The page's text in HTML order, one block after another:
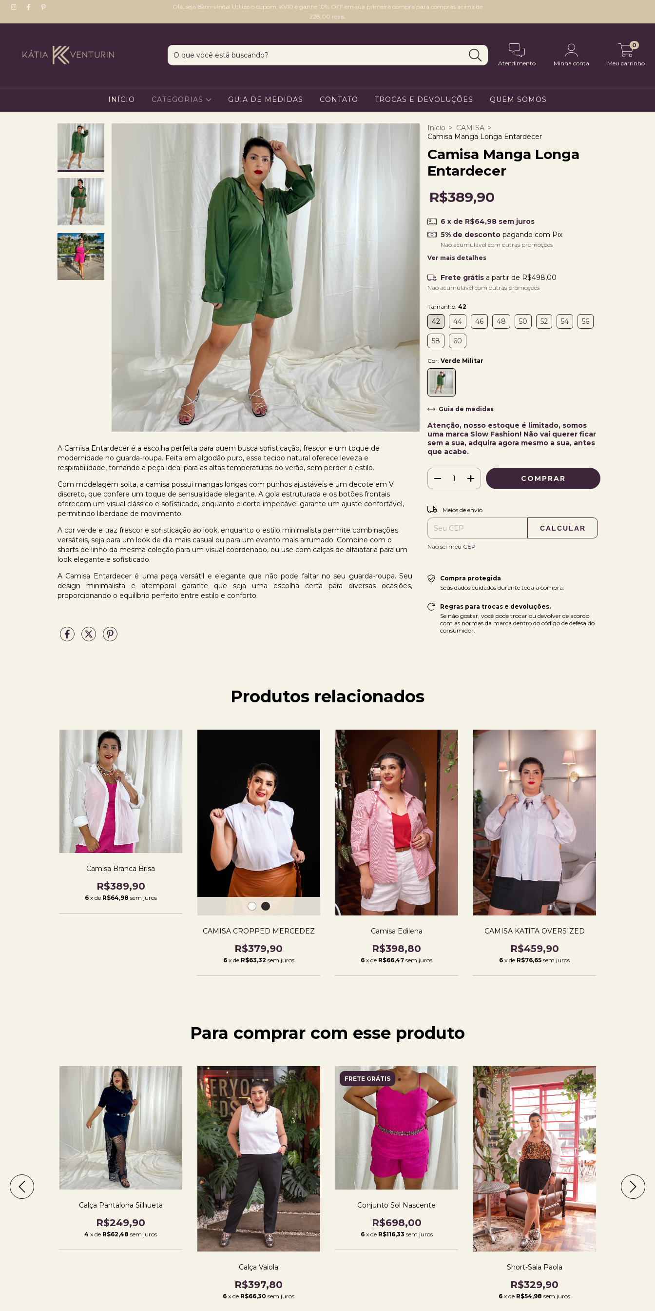
Olá, seja Bem-vinda! Utilize o cupom: KV10 e ganhe 10% OFF em sua primeira compra para compras acima de
228,00 reais.
Atendimento Minha conta Meu carrinho
0
INÍCIO CATEGORIAS GUIA DE MEDIDAS CONTATO TROCAS E DEVOLUÇÕES QUEM SOMOS
A Camisa Entardecer é a escolha perfeita para quem busca sofisticação, frescor e um toque de
modernidade no guarda-roupa. Feita em algodão puro, esse tecido natural oferece leveza e
respirabilidade, tornando a peça ideal para as altas temperaturas do verão, sem perder o estilo.
Com modelagem solta, a camisa possui mangas longas com punhos ajustáveis e um decote em V
discreto, que confere um toque de sensualidade elegante. A gola estruturada e os botões frontais
oferecem um visual clássico e sofisticado, enquanto o corte impecável garante um ajuste confortável,
permitindo liberdade de movimento.
A cor verde e traz frescor e sofisticação ao look, enquanto o estilo minimalista permite combinações
versáteis, seja para um look de dia mais casual ou para um evento mais arrumado. Combine com o
shorts de linho da mesma coleção para um visual coordenado, ou use com calças de alfaiataria para um
look elegante e sofisticado.
A Camisa Entardecer é uma peça versátil e elegante que não pode faltar no seu guarda-roupa. Seu
design minimalista e atemporal garante que seja uma escolha certa para diversas ocasiões,
proporcionando o equilíbrio perfeito entre estilo e conforto.
Início > CAMISA >
Camisa Manga Longa Entardecer
Camisa Manga Longa
Entardecer
R$389,90
6 x de R$64,98 sem juros
5% de descontopagando com Pix
Não acumulável com outras promoções
Ver mais detalhes
Frete grátis a partir de R$498,00
Não acumulável com outras promoções
Tamanho: 42
42 44 46 48 50 52 54 56
58 60
Cor: Verde Militar
Guia de medidas
Atenção, nosso estoque é limitado, somos
uma marca Slow Fashion! Não vai querer ficar
sem a sua, adquira agora mesmo a sua, antes
que acabe.
Entregas para o CEP:
Meios de envio
CALCULAR
Não sei meu CEP
Compra protegida
Seus dados cuidados durante toda a compra.
Regras para trocas e devoluções.
Se não gostar, você pode trocar ou devolver de acordo
com as normas da marca dentro do código de defesa do
consumidor.
Produtos relacionados
Camisa Branca Brisa
R$389,90
6 x de R$64,98 sem juros
CAMISA CROPPED MERCEDEZ
R$379,90
6 x de R$63,32 sem juros
Camisa Edilena
R$398,80
6 x de R$66,47 sem juros
CAMISA KATITA OVERSIZED
R$459,90
6 x de R$76,65 sem juros
Para comprar com esse produto
Calça Pantalona Silhueta
R$249,90
4 x de R$62,48 sem juros
Calça Vaiola
R$397,80
6 x de R$66,30 sem juros
FRETE GRÁTIS
Conjunto Sol Nascente
R$698,00
6 x de R$116,33 sem juros
Short-Saia Paola
R$329,90
6 x de R$54,98 sem juros